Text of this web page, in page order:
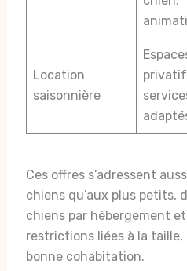
Location
saisonnière
Ces offres s’adressent
chiens qu’aux plus petits,
chiens par hébergement
restrictions liées à la
bonne cohabitation.